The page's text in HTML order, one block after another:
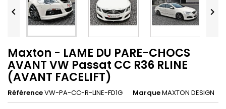
 
Maxton - LAME DU PARE-CHOCS
AVANT VW Passat CC R36 RLINE
(AVANT FACELIFT)
RéférenceVW-PA-CC-R-LINE-FD1G MarqueMAXTON DESIGN